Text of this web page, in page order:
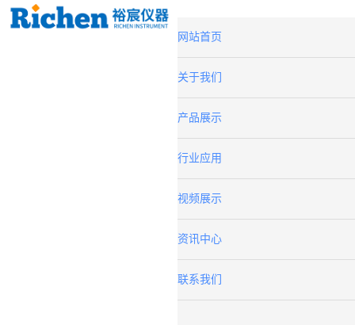
网站首页
关于我们
产品展示
行业应用
视频展示
资讯中心
联系我们